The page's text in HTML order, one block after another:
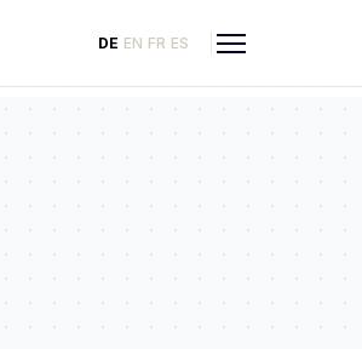
DE EN FR ES